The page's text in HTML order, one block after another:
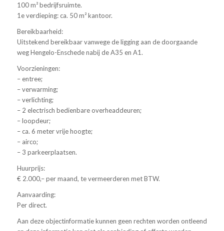
100 m² bedrijfsruimte.
1e verdieping: ca. 50 m² kantoor.
Bereikbaarheid:
Uitstekend bereikbaar vanwege de ligging aan de doorgaande
weg Hengelo-Enschede nabij de A35 en A1.
Voorzieningen:
– entree;
– verwarming;
– verlichting;
– 2 electrisch bedienbare overheaddeuren;
– loopdeur;
– ca. 6 meter vrije hoogte;
– airco;
– 3 parkeerplaatsen.
Huurprijs:
€ 2.000,– per maand, te vermeerderen met BTW.
Aanvaarding:
Per direct.
Aan deze objectinformatie kunnen geen rechten worden ontleend